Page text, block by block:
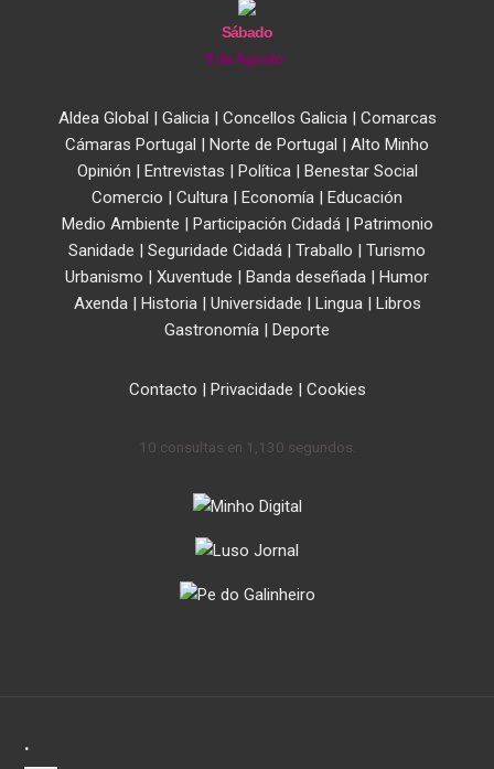
Sábado
8 de Agosto
Aldea Global | Galicia| Concellos Galicia| Comarcas
Cámaras Portugal | Norte de Portugal | Alto Minho
Opinión | Entrevistas | Política| Benestar Social
Comercio | Cultura | Economía | Educación
Medio Ambiente | Participación Cidadá| Patrimonio
Sanidade | Seguridade Cidadá | Traballo | Turismo
Urbanismo | Xuventude | Banda deseñada | Humor
Axenda| Historia| Universidade | Lingua| Libros
Gastronomía | Deporte
Contacto | Privacidade | Cookies
10 consultas en 1,130 segundos.
.